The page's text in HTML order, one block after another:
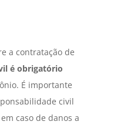
a contratação de
é obrigatório
É importante
civil
caso de danos a